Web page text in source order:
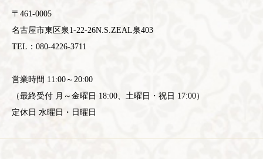
〒461-0005
名古屋市東区泉1-22-26N.S.ZEAL泉403
TEL：080-4226-3711
営業時間 11:00～20:00
（最終受付 月～金曜日 18:00、土曜日・祝日 17:00）
定休日 水曜日・日曜日